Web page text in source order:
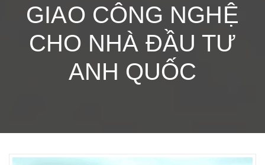
GIAO CÔNG NGHỆ
CHO NHÀ ĐẦU TƯ
ANH QUỐC